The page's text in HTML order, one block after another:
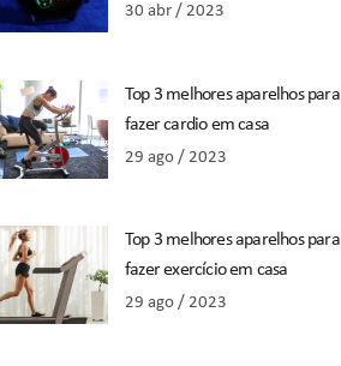
30 abr / 2023
Top 3 melhores aparelhos para
fazer cardio em casa
29 ago / 2023
Top 3 melhores aparelhos para
fazer exercício em casa
29 ago / 2023